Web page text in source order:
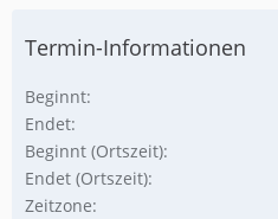
Termin-Informationen
Beginnt
Endet
Beginnt (Ortszeit)
Endet (Ortszeit)
Zeitzone